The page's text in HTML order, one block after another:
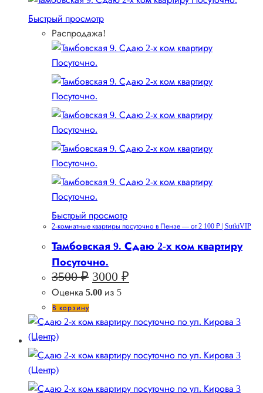
Быстрый просмотр
Распродажа!
Быстрый просмотр
2-комнатные квартиры посуточно в Пензе — от 2 100 ₽ | SutkiVIP
Тамбовская 9. Сдаю 2-х ком квартиру
Посуточно.
3500₽ Первоначальная
цена
3000 ₽
Оценка 5.00 из 5
В корзину